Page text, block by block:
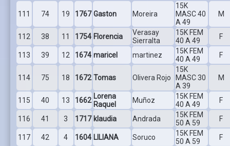
111 74 19 1767 Gaston Moreira
15K
MASC 40
A 49
M
112 38 11 1754 Florencia
Verasay
Sierralta
15K FEM
40 A 49
F
113 39 12 1674 maricel martinez
15K FEM
40 A 49
F
114 75 18 1672 Tomas Olivera Rojo
15K
MASC 30
A 39
M
115 40 13 1662 Lorena
Raquel
Muñoz
15K FEM
40 A 49
F
116 41 3 1717 klaudia Andrada
15K FEM
50 A 59
F
117 42 4 1604 LILIANA Soruco
15K FEM
50 A 59
F